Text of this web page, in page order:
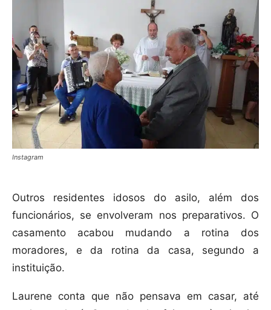
Instagram
Outros residentes idosos do asilo, além dos
funcionários, se envolveram nos preparativos. O
casamento acabou mudando a rotina dos
moradores, e da rotina da casa, segundo a
instituição.
Laurene conta que não pensava em casar, até